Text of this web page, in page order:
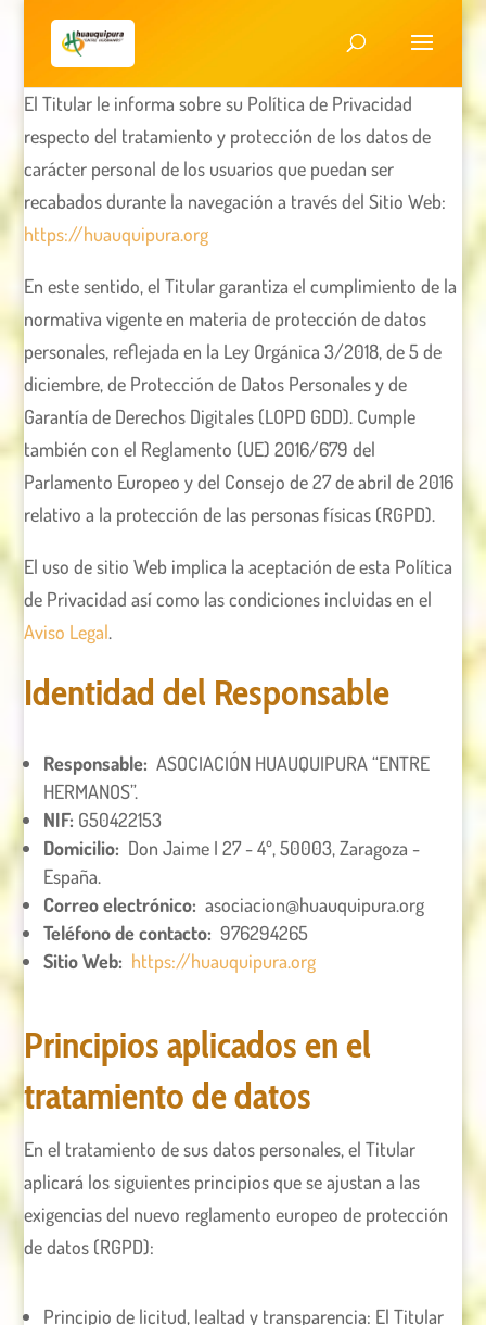
El Titular le informa sobre su Política de Privacidad
respecto del tratamiento y protección de los datos de
carácter personal de los usuarios que puedan ser
recabados durante la navegación a través del Sitio Web:
https://huauquipura.org
En este sentido, el Titular garantiza el cumplimiento de la
normativa vigente en materia de protección de datos
personales, reflejada en la Ley Orgánica 3/2018, de 5 de
diciembre, de Protección de Datos Personales y de
Garantía de Derechos Digitales (LOPD GDD). Cumple
también con el Reglamento (UE) 2016/679 del
Parlamento Europeo y del Consejo de 27 de abril de 2016
relativo a la protección de las personas físicas (RGPD).
El uso de sitio Web implica la aceptación de esta Política
de Privacidad así como las condiciones incluidas en el
Aviso Legal.
Identidad del Responsable
Responsable: ASOCIACIÓN HUAUQUIPURA “ENTRE
HERMANOS”.
NIF: G50422153
Domicilio: Don Jaime I 27 - 4º, 50003, Zaragoza -
España.
Correo electrónico: asociacion@huauquipura.org
Teléfono de contacto: 976294265
Sitio Web: https://huauquipura.org
Principios aplicados en el
tratamiento de datos
En el tratamiento de sus datos personales, el Titular
aplicará los siguientes principios que se ajustan a las
exigencias del nuevo reglamento europeo de protección
de datos (RGPD):
Principio de licitud, lealtad y transparencia: El Titular